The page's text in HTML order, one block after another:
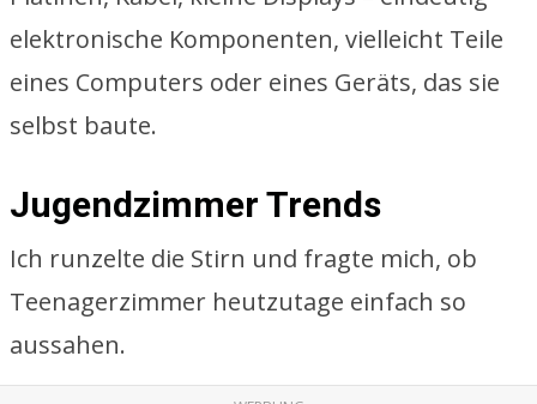
elektronische Komponenten, vielleicht Teile
eines Computers oder eines Geräts, das sie
selbst baute.
Jugendzimmer Trends
Ich runzelte die Stirn und fragte mich, ob
Teenagerzimmer heutzutage einfach so
aussahen.